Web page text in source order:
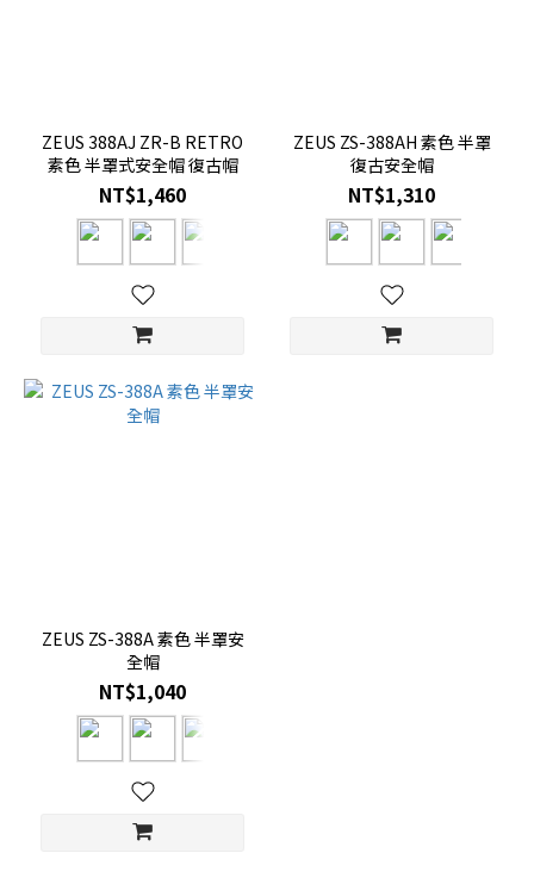
ZEUS 388AJ ZR-B RETRO
素色 半罩式安全帽 復古帽
NT$1,460
ZEUS ZS-388AH 素色 半罩
復古安全帽
NT$1,310
ZEUS ZS-388A 素色 半罩安
全帽
NT$1,040